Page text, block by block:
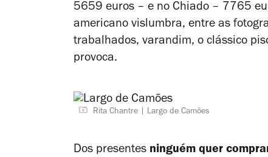
5659 euros – e no Chiado – 7765
americano vislumbra, entre as
trabalhados, varandim, o clássico
provoca.
Rita Chantre Largo de Camões
Dos presentes ninguém quer